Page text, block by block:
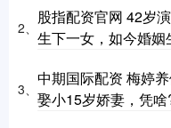
2、
股指配资官网 42岁
生下一女，如今婚姻
3、
中期国际配资 梅婷
娶小15岁娇妻，凭啥